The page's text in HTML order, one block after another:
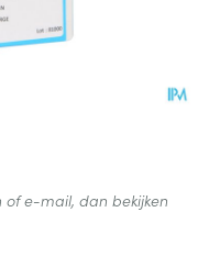
of e-mail, dan bekijken